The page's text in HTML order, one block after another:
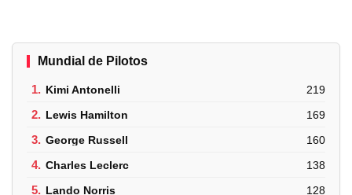
Mundial de Pilotos
1. Kimi Antonelli 219
2. Lewis Hamilton 169
3. George Russell 160
4. Charles Leclerc 138
5. Lando Norris 128